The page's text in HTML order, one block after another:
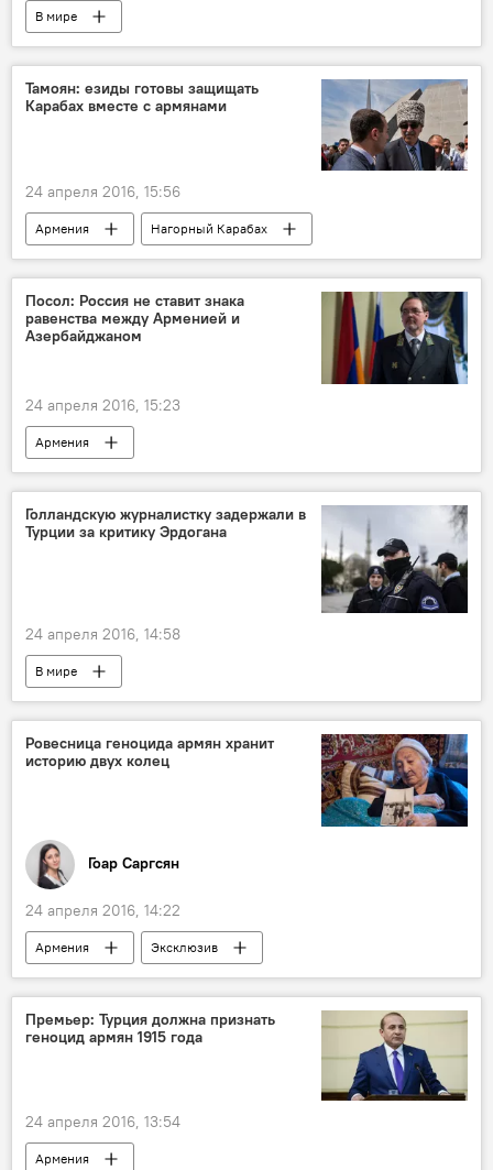
В мире
Тамоян: езиды готовы защищать
Карабах вместе с армянами
24 апреля 2016, 15:56
Армения Нагорный Карабах
Посол: Россия не ставит знака
равенства между Арменией и
Азербайджаном
24 апреля 2016, 15:23
Армения
Голландскую журналистку задержали в
Турции за критику Эрдогана
24 апреля 2016, 14:58
В мире
Ровесница геноцида армян хранит
историю двух колец
Гоар Саргсян
24 апреля 2016, 14:22
Армения Эксклюзив
Премьер: Турция должна признать
геноцид армян 1915 года
24 апреля 2016, 13:54
Армения